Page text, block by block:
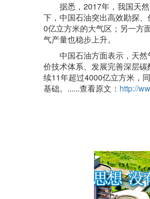
据悉，2017年，我国天然
下，中国石油突出高效勘探
0亿立方米的大气区；另一方
气产量也稳步上升。
中国石油方面表示，天然
价技术体系、发展完善深层
续11年超过4000亿立方米，
基础。......查看原文： http://